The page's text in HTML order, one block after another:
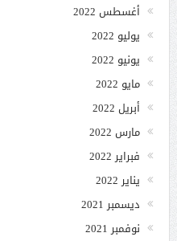
أغسطس 2022
يوليو 2022
يونيو 2022
مايو 2022
أبريل 2022
مارس 2022
فبراير 2022
يناير 2022
ديسمبر 2021
نوفمبر 2021